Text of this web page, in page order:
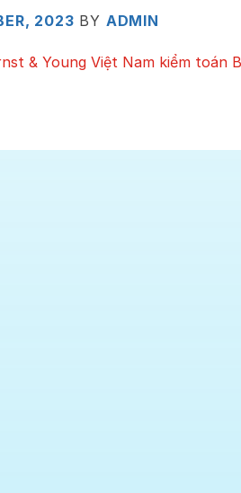
2023 BY ADMIN
& Young Việt Nam kiểm toán